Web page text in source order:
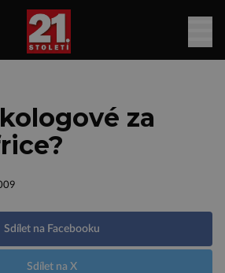
za
Sdílet na Facebooku
Sdílet na X